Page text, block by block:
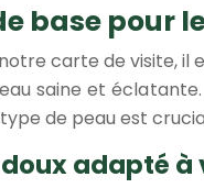
base pour
carte de visite,
saine et
de peau est
adapté à